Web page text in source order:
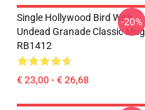
Single Hollywood Bird With
Undead Granade Classic Mug
RB1412
€ 23,00 - € 26,68
-20%